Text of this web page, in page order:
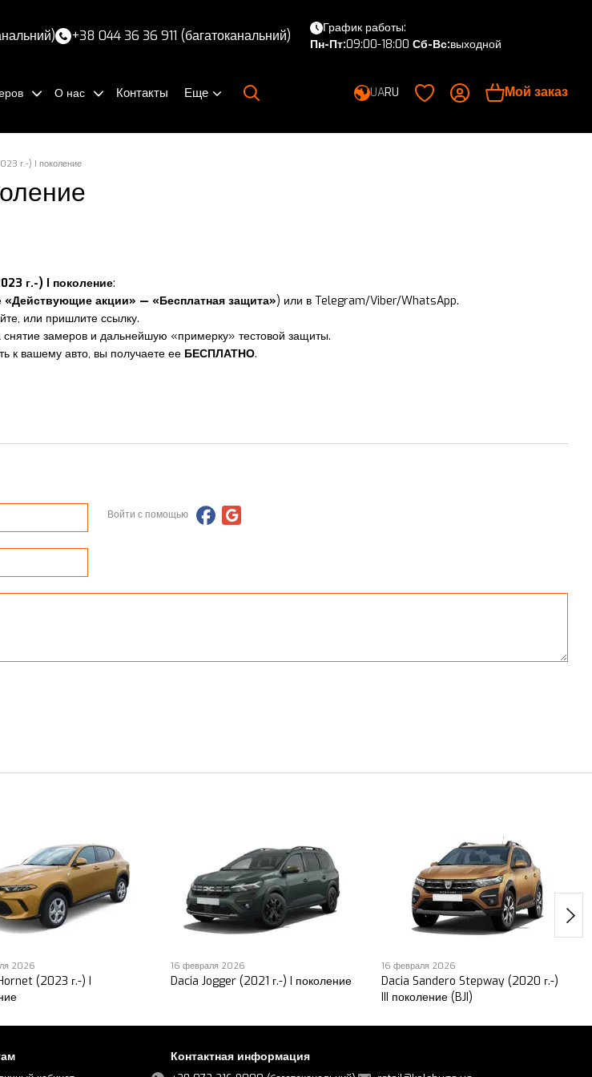
+38 044 36 36 911 (багатоканальний)
График работы:
Пн-Пт:09:00-18:00 Сб-Вс:выходной
О нас Контакты Еще UARU Мой заказ
г.-) I поколение
г.-) I поколение:
«Действующие акции» — «Бесплатная защита») или в Telegram/Viber/WhatsApp.
или пришлите ссылку.
замеров и дальнейшую «примерку» тестовой защиты.
к вашему авто, вы получаете ее БЕСПЛАТНО.
Войти с помощью
2026
(2023 г.-) I
16 февраля 2026
Dacia Jogger (2021 г.-) I поколение
16 февраля 2026
Dacia Sandero Stepway (2020 г.-)
III поколение (BJI)
Контактная информация